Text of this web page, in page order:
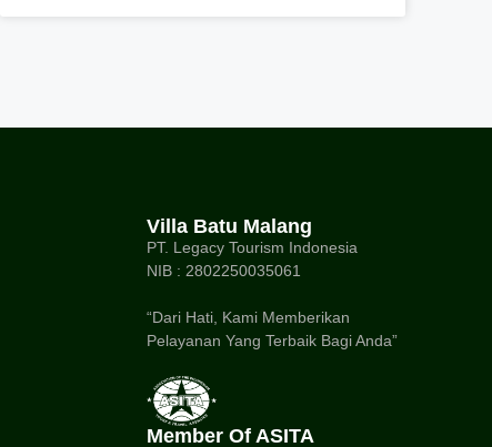
Villa Batu Malang
PT. Legacy Tourism Indonesia
NIB : 2802250035061
“Dari Hati, Kami Memberikan
Pelayanan Yang Terbaik Bagi Anda”
Member Of ASITA